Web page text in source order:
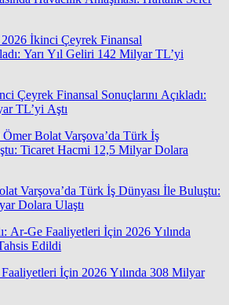
Çeyrek Finansal Sonuçlarını Açıkladı:
TL’yi Aştı
Varşova’da Türk İş Dünyası İle Buluştu:
Dolara Ulaştı
İçin 2026 Yılında 308 Milyar